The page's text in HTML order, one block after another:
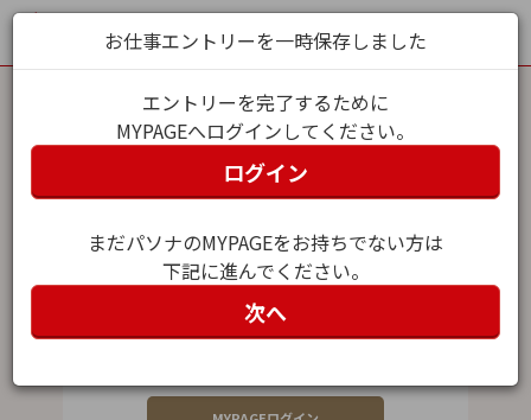
MYPAGEログイン
パスワード
お仕事エントリーを一時保存しました
エントリーを完了するために
MYPAGEへログインしてください。
ログイン
まだパソナのMYPAGEをお持ちでない方は
下記に進んでください。
次へ